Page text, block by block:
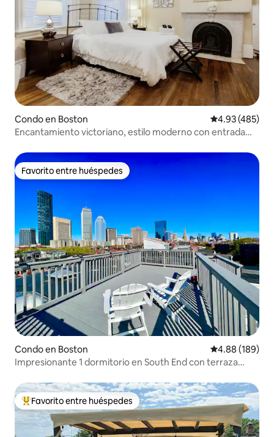
Condo en Boston Calificación
4.93 (485)
Encantamiento victoriano, estilo moderno con entrada
Favorito entre huéspedes
Favorito entre huéspedes
Condo en Boston Calificación
4.88 (189)
Impresionante 1 dormitorio en South End con terraza
Favorito entre huéspedes preferido
Favorito entre huéspedes